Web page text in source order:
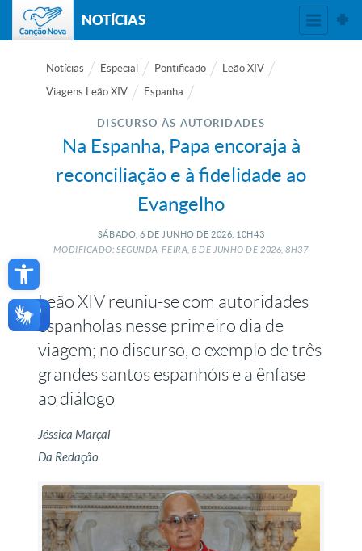
Open toolbar
NOTÍCIAS
Notícias Especial Pontificado
Leão XIV
Viagens Leão XIV
Espanha
DISCURSO ÀS AUTORIDADES
Na Espanha, Papa encoraja à
reconciliação e à fidelidade ao
Evangelho
SÁBADO, 6 DE JUNHO DE 2026, 10H43
MODIFICADO: SEGUNDA-FEIRA, 8 DEJUNHO DE2026, 8H37
Leão XIV reuniu-se com autoridades
espanholas nesse primeiro dia de
viagem; no discurso, o exemplo de três
grandes santos espanhóis e a ênfase
ao diálogo
Jéssica Marçal
Da Redação